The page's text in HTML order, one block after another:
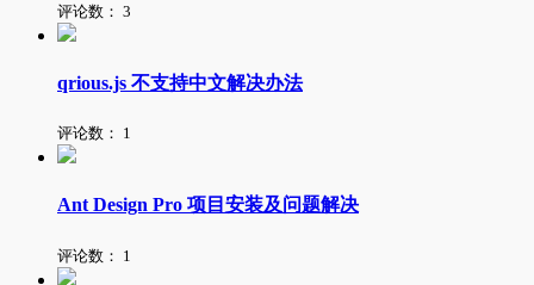
评论数： 3
qrious.js 不支持中文解决办法
评论数： 1
Ant Design Pro 项目安装及问题解决
评论数： 1